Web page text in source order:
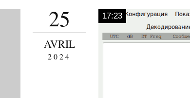
25
AVRIL
2024
17:23